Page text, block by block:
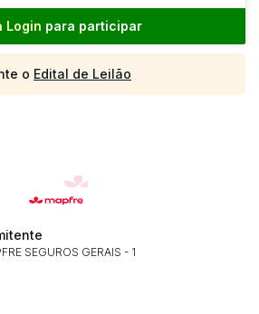
Login para participar
o Edital de Leilão
SEGUROS GERAIS - 1
Propostas
efetuar lances ou